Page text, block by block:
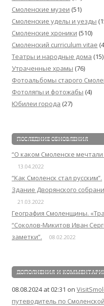
Смоленские музеи (51)
Смоленские уделы и уезды
Смоленские хроники (510)
Смоленский сurriculum vitae
Театры и народные дома (15)
Утраченные храмы (76)
Фотоальбомы старого
Фотоляпы и фотожабы (4)
Юбилеи города (27)
ПОСЛЕДНИЕ ОБНОВЛЕНИЯ
“О каком Смоленске
13.04.2022
“Как Смоленск стал русским”.
Здание Дворянского
21.03.2022
География Смоленщины.
“Соколов-Микитов Иван
заметки”.
08.02.2022
ДОПОЛНЕНИЯ И
08.08.2024 at 02:31 on
путеводитель по